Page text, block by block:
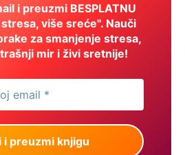
i preuzmi BESPLATNU
više sreće". Nauči
za smanjenje stresa,
mir i živi sretnije!